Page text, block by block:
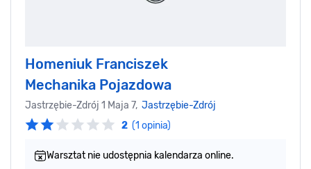
Homeniuk Franciszek
Mechanika Pojazdowa
Jastrzębie-Zdrój 1 Maja 7, Jastrzębie-Zdrój
2 (1 opinia)
Warsztat nie udostępnia kalendarza online.